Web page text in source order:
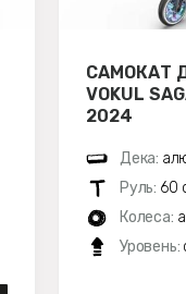
САМОКАТ
VOKUL
2024
Дека:
Руль: 60
Колеса:
Уровень: